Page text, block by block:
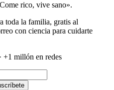
rico, vive sano».
toda la familia, gratis al
con ciencia para cuidarte
+1 millón en redes